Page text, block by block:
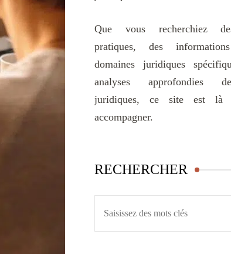
Que vous recherchiez
pratiques, des
domaines juridiques
analyses approfondies
juridiques, ce site est là
accompagner.
RECHERCHER